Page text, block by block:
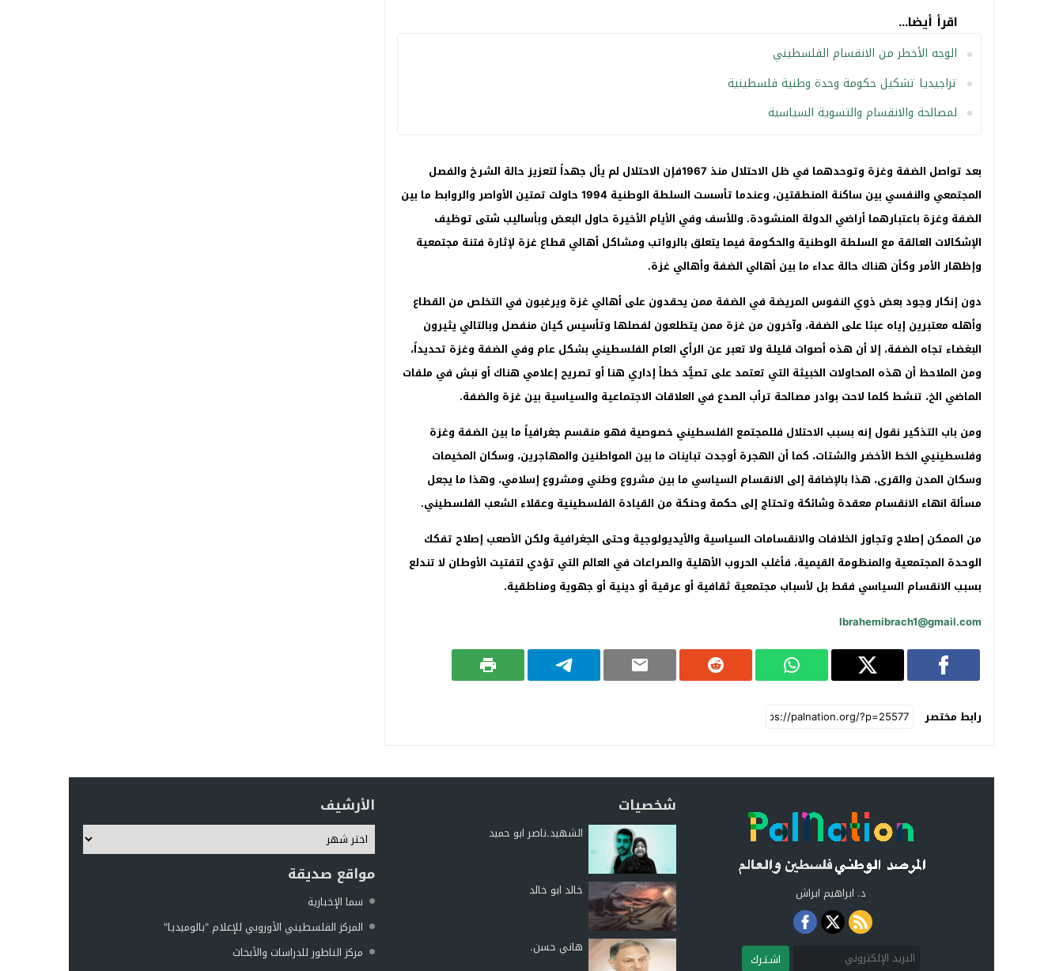
اقرأ أيضا...
الوجه الأخطر من الانقسام الفلسطيني
تراجيديا تشكيل حكومة وحدة وطنية فلسطينية
لمصالحة والانقسام والتسوية السياسية
بعد تواصل الضفة وغزة وتوحدهما في ظل الاحتلال منذ 1967فإن الاحتلال لم يأل جهداً لتعزيز حالة الشرخ والفصل
المجتمعي والنفسي بين ساكنة المنطقتين، وعندما تأسست السلطة الوطنية 1994 حاولت تمتين الأواصر والروابط ما بين
الضفة وغزة باعتبارهما أراضي الدولة المنشودة. وللأسف وفي الأيام الأخيرة حاول البعض وبأساليب شتى توظيف
الإشكالات العالقة مع السلطة الوطنية والحكومة فيما يتعلق بالرواتب ومشاكل أهالي قطاع غزة لإثارة فتنة مجتمعية
وإظهار الأمر وكأن هناك حالة عداء ما بين أهالي الضفة وأهالي غزة.
دون إنكار وجود بعض ذوي النفوس المريضة في الضفة ممن يحقدون على أهالي غزة ويرغبون في التخلص من القطاع
وأهله معتبرين إياه عبئا على الضفة، وآخرون من غزة ممن يتطلعون لفصلها وتأسيس كيان منفصل وبالتالي يثيرون
البغضاء تجاه الضفة، إلا أن هذه أصوات قليلة ولا تعبر عن الرأي العام الفلسطيني بشكل عام وفي الضفة وغزة تحديداً،
ومن الملاحظ أن هذه المحاولات الخبيثة التي تعتمد على تصيُّد خطأ إداري هنا أو تصريح إعلامي هناك أو نبش في ملفات
الماضي الخ، تنشط كلما لاحت بوادر مصالحة ترأب الصدع في العلاقات الاجتماعية والسياسية بين غزة والضفة.
ومن باب التذكير نقول إنه بسبب الاحتلال فللمجتمع الفلسطيني خصوصية فهو منقسم جغرافياً ما بين الضفة وغزة
وفلسطينيي الخط الأخضر والشتات، كما أن الهجرة أوجدت تباينات ما بين المواطنين والمهاجرين، وسكان المخيمات
وسكان المدن والقرى، هذا بالإضافة إلى الانقسام السياسي ما بين مشروع وطني ومشروع إسلامي، وهذا ما يجعل
مسألة انهاء الانقسام معقدة وشائكة وتحتاج إلى حكمة وحنكة من القيادة الفلسطينية وعقلاء الشعب الفلسطيني.
من الممكن إصلاح وتجاوز الخلافات والانقسامات السياسية والأيديولوجية وحتى الجغرافية ولكن الأصعب إصلاح تفكك
الوحدة المجتمعية والمنظومة القيمية، فأغلب الحروب الأهلية والصراعات في العالم التي تؤدي لتفتيت الأوطان لا تندلع
بسبب الانقسام السياسي فقط بل لأسباب مجتمعية ثقافية أو عرقية أو دينية أو جهوية ومناطقية.
Ibrahemibrach1@gmail.com
رابط مختصر
د. ابراهيم ابراش
اشـتـرك
شخصيات
الشهيد.ناصر ابو حميد
خالد ابو خالد
هاني حسن.
الأرشيف
مواقع صديقة
سما الإخبارية
المركز الفلسطيني الأوروبي للإعلام "بالوميديا"
مركز الناطور للدراسات والأبحاث